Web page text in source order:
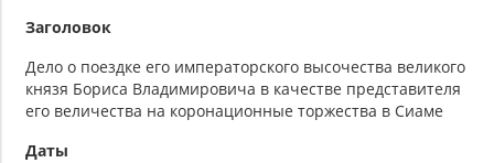
Заголовок
Дело о поездке его императорского высочества великого
князя Бориса Владимировича в качестве представителя
его величества на коронационные торжества в Сиаме
Даты